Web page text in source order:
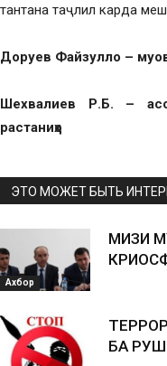
тантана таҷлил карда
Доруев Файзулло –
Шехвалиев Р.Б. –
растаниҳо
ЭТО МОЖЕТ БЫТЬ
Ахбор
МИЗИ
БА